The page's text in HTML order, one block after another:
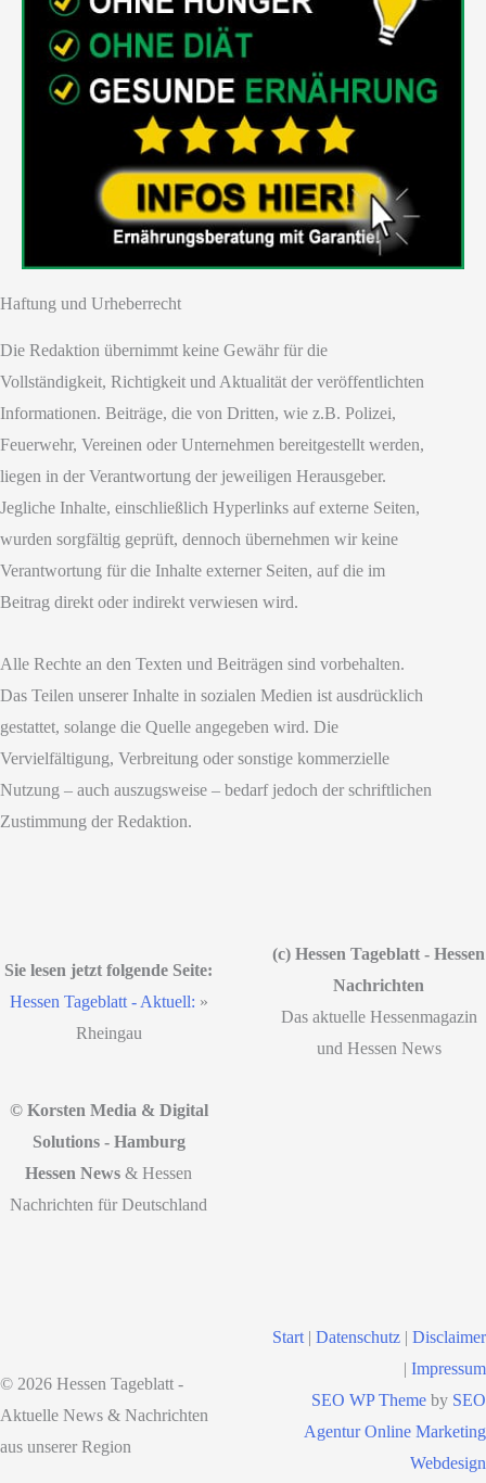
Haftung und Urheberrecht
Die Redaktion übernimmt keine Gewähr für die
Vollständigkeit, Richtigkeit und Aktualität der veröffentlichten
Informationen. Beiträge, die von Dritten, wie z.B. Polizei,
Feuerwehr, Vereinen oder Unternehmen bereitgestellt werden,
liegen in der Verantwortung der jeweiligen Herausgeber.
Jegliche Inhalte, einschließlich Hyperlinks auf externe Seiten,
wurden sorgfältig geprüft, dennoch übernehmen wir keine
Verantwortung für die Inhalte externer Seiten, auf die im
Beitrag direkt oder indirekt verwiesen wird.
Alle Rechte an den Texten und Beiträgen sind vorbehalten.
Das Teilen unserer Inhalte in sozialen Medien ist ausdrücklich
gestattet, solange die Quelle angegeben wird. Die
Vervielfältigung, Verbreitung oder sonstige kommerzielle
Nutzung – auch auszugsweise – bedarf jedoch der schriftlichen
Zustimmung der Redaktion.
Sie lesen jetzt folgende Seite:
Hessen Tageblatt - Aktuell: »
Rheingau
(c) Hessen Tageblatt - Hessen
Nachrichten
Das aktuelle Hessenmagazin
und Hessen News
© Korsten Media & Digital
Solutions - Hamburg
Hessen News & Hessen
Nachrichten für Deutschland
© 2026 Hessen Tageblatt -
Aktuelle News & Nachrichten
aus unserer Region
Start | Datenschutz | Disclaimer
| Impressum
SEO WP Theme by SEO
Agentur Online Marketing
Webdesign